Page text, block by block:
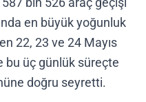
en büyük yoğunluk
22, 23 ve 24 Mayıs
bu üç günlük süreçte
doğru seyretti.